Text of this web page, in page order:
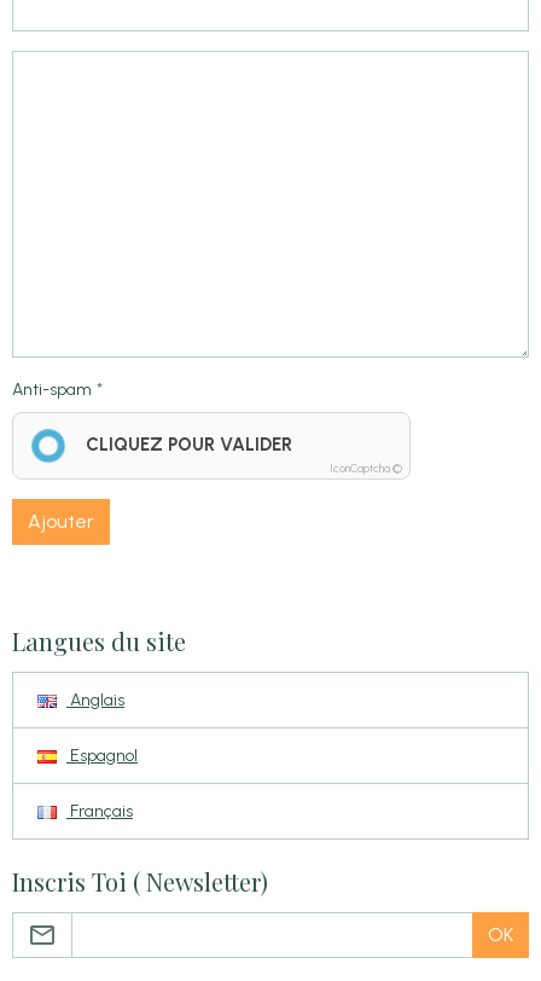
Anti-spam
CLIQUEZ POUR VALIDER
IconCaptcha ©
Ajouter
Langues du site
Anglais
Espagnol
Français
Inscris Toi ( Newsletter)
OK